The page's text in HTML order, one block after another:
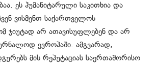
ეს ჰუმანიტარული საკითხია და
ვისმენთ საქართველოს
ჯიუტად არ ათავისუფლებენ და არ
ევროპაში. ამგვარად,
მის რეპუტაციას საერთაშორისო